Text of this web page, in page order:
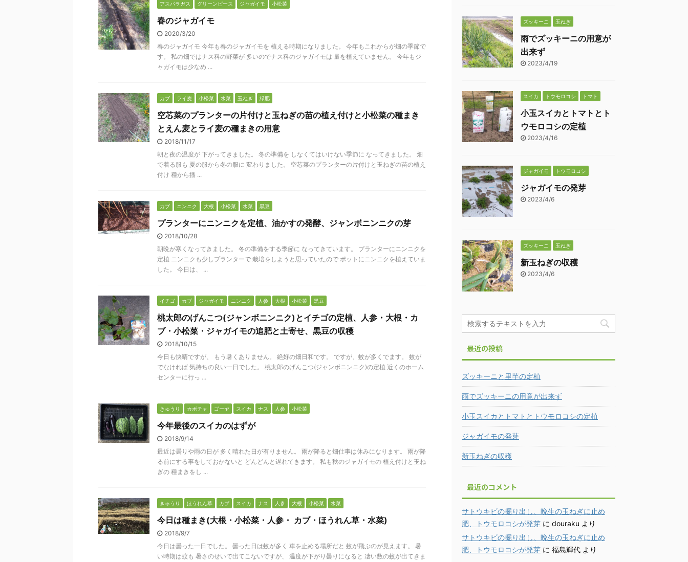
アスパラガス グリーンピース ジャガイモ 小松菜
春のジャガイモ
2020/3/20
春のジャガイモ 今年も春のジャガイモを 植える時期になりました。 今年もこれからが畑の季節で
す。 私の畑ではナス科の野菜が 多いのでナス科のジャガイモは 量を植えていません。 今年もジ
ャガイモは少なめ ...
カブ ライ麦 小松菜 水菜 玉ねぎ 緑肥
空芯菜のプランターの片付けと玉ねぎの苗の植え付けと小松菜の種まき
とえん麦とライ麦の種まきの用意
2018/11/17
朝と夜の温度が 下がってきました。 冬の準備を しなくてはいけない季節に なってきました。 畑
で着る服も 夏の服から冬の服に 変わりました。 空芯菜のプランターの片付けと玉ねぎの苗の植え
付け 種から播 ...
カブ ニンニク 大根 小松菜 水菜 黒豆
プランターにニンニクを定植、油かすの発酵、ジャンボニンニクの芽
2018/10/28
朝晩が寒くなってきました。 冬の準備をする季節に なってきています。 プランターにニンニクを
定植 ニンニクも少しプランターで 栽培をしようと思っていたので ポットにニンニクを植えていま
した。 今日は、 ...
イチゴ カブ ジャガイモ ニンニク 人参 大根 小松菜 黒豆
桃太郎のげんこつ(ジャンボニンニク)とイチゴの定植、人参・大根・カ
ブ・小松菜・ジャガイモの追肥と土寄せ、黒豆の収穫
2018/10/15
今日も快晴ですが、 もう暑くありません。 絶好の畑日和です。 ですが、蚊が多くでます。 蚊が
でなければ 気持ちの良い一日でした。 桃太郎のげんこつ(ジャンボニンニク)の定植 近くのホーム
センターに行っ ...
きゅうり カボチャ ゴーヤ スイカ ナス 人参 小松菜
今年最後のスイカのはずが
2018/9/14
最近は曇りや雨の日が 多く晴れた日が有りません。 雨が降ると畑仕事は休みになります。 雨が降
る前にする事をしておかないと どんどんと遅れてきます。 私も秋のジャガイモの 植え付けと玉ね
ぎの 種まきをし ...
きゅうり ほうれん草 カブ スイカ ナス 人参 大根 小松菜 水菜
今日は種まき(大根・小松菜・人参・ カブ・ほうれん草・水菜)
2018/9/7
今日は曇った一日でした。 曇った日は蚊が多く 車を止める場所だと 蚊が飛ぶのが見えます。 暑
い時期は蚊も 暑さのせいで出てこないですが、 温度が下がり曇りになると 凄い数の蚊が出てきま
ズッキーニ 玉ねぎ
雨でズッキーニの用意が
出来ず
2023/4/19
スイカ トウモロコシ トマト
小玉スイカとトマトとト
ウモロコシの定植
2023/4/16
ジャガイモ トウモロコシ
ジャガイモの発芽
2023/4/6
ズッキーニ 玉ねぎ
新玉ねぎの収穫
2023/4/6
最近の投稿
ズッキーニと里芋の定植
雨でズッキーニの用意が出来ず
小玉スイカとトマトとトウモロコシの定植
ジャガイモの発芽
新玉ねぎの収穫
最近のコメント
サトウキビの掘り出し、晩生の玉ねぎに止め
肥、トウモロコシが発芽 に douraku より
サトウキビの掘り出し、晩生の玉ねぎに止め
肥、トウモロコシが発芽 に 福島輝代 より